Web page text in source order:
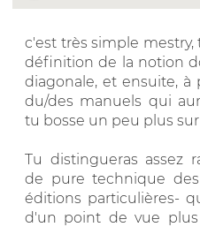
c'est très simple
définition de la notion
diagonale, et ensuite,
du/des manuels qui
tu bosse un peu plus sur
Tu distingueras assez
de pure technique
éditions particulières-
d'un point de vue